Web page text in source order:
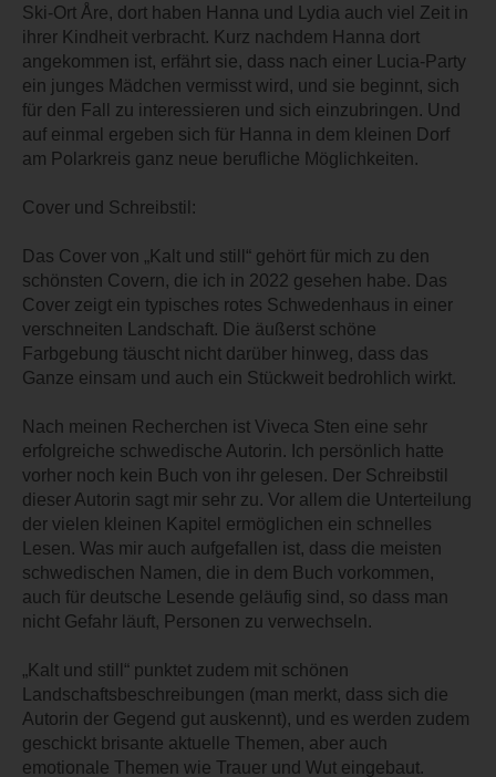
Ski-Ort Åre, dort haben Hanna und Lydia auch viel Zeit in
ihrer Kindheit verbracht. Kurz nachdem Hanna dort
angekommen ist, erfährt sie, dass nach einer Lucia-Party
ein junges Mädchen vermisst wird, und sie beginnt, sich
für den Fall zu interessieren und sich einzubringen. Und
auf einmal ergeben sich für Hanna in dem kleinen Dorf
am Polarkreis ganz neue berufliche Möglichkeiten.
Cover und Schreibstil:
Das Cover von „Kalt und still“ gehört für mich zu den
schönsten Covern, die ich in 2022 gesehen habe. Das
Cover zeigt ein typisches rotes Schwedenhaus in einer
verschneiten Landschaft. Die äußerst schöne
Farbgebung täuscht nicht darüber hinweg, dass das
Ganze einsam und auch ein Stückweit bedrohlich wirkt.
Nach meinen Recherchen ist Viveca Sten eine sehr
erfolgreiche schwedische Autorin. Ich persönlich hatte
vorher noch kein Buch von ihr gelesen. Der Schreibstil
dieser Autorin sagt mir sehr zu. Vor allem die Unterteilung
der vielen kleinen Kapitel ermöglichen ein schnelles
Lesen. Was mir auch aufgefallen ist, dass die meisten
schwedischen Namen, die in dem Buch vorkommen,
auch für deutsche Lesende geläufig sind, so dass man
nicht Gefahr läuft, Personen zu verwechseln.
„Kalt und still“ punktet zudem mit schönen
Landschaftsbeschreibungen (man merkt, dass sich die
Autorin der Gegend gut auskennt), und es werden zudem
geschickt brisante aktuelle Themen, aber auch
emotionale Themen wie Trauer und Wut eingebaut.